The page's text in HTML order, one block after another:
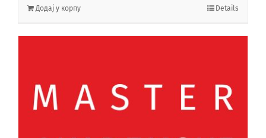
Додај у корпу Details